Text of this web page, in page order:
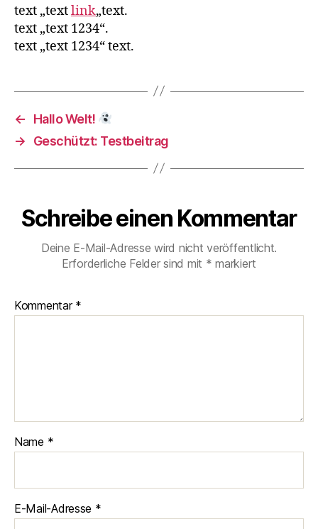
text „textlink„text.
text „text 1234“.
text „text 1234“ text.
←
Hallo Welt!
→
Geschützt: Testbeitrag
Schreibe einen Kommentar
Deine E-Mail-Adresse wird nicht veröffentlicht.
Erforderliche Felder sind mit * markiert
Kommentar *
Name *
E-Mail-Adresse *